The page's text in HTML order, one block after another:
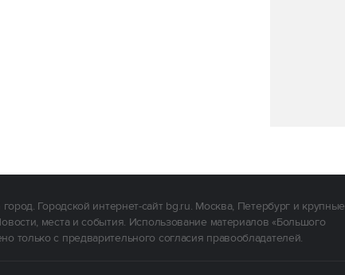
Городской интернет-сайт bg.ru. Москва, Петербург и крупные
места и события. Использование материалов «Большого
только с предварительного согласия правообладателей.